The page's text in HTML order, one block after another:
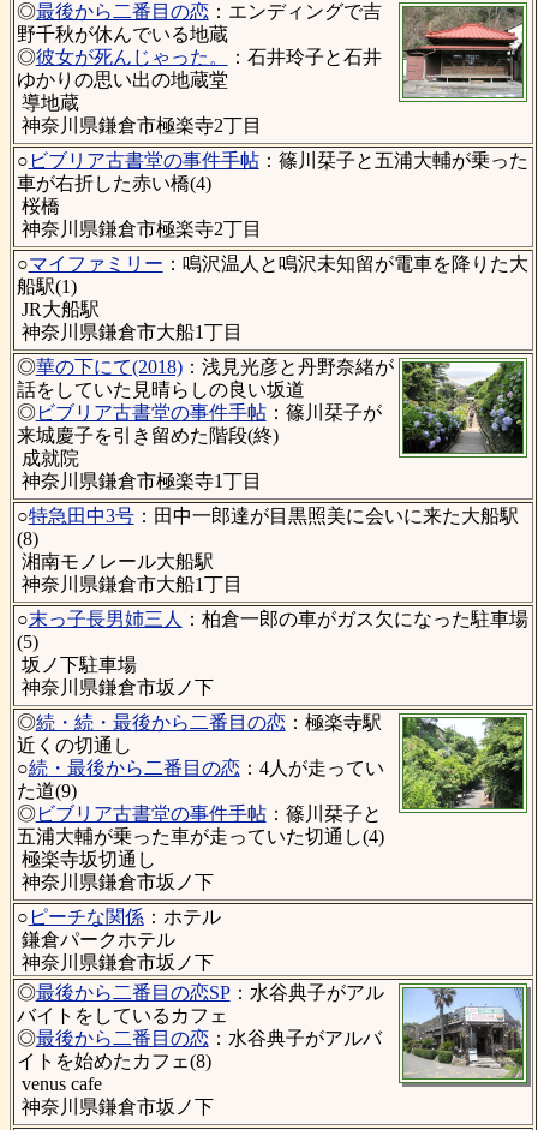
◎最後から二番目の恋：エンディングで吉
野千秋が休んでいる地蔵
◎彼女が死んじゃった。
：石井玲子と石井
ゆかりの思い出の地蔵堂
導地蔵
神奈川県鎌倉市極楽寺2丁目
○ ビブリア古書堂の事件手帖：篠川栞子と五浦大輔が乗った
車が右折した赤い橋(4)
桜橋
神奈川県鎌倉市極楽寺2丁目
○マイファミリー ：鳴沢温人と鳴沢未知留が電車を降りた大
船駅(1)
JR大船駅
神奈川県鎌倉市大船1丁目
◎華の下にて(2018)：浅見光彦と丹野奈緒が
話をしていた見晴らしの良い坂道
◎ビブリア古書堂の事件手帖：篠川栞子が
来城慶子を引き留めた階段(終)
成就院
神奈川県鎌倉市極楽寺1丁目
○特急田中3号：田中一郎達が目黒照美に会いに来た大船駅
(8)
湘南モノレール大船駅
神奈川県鎌倉市大船1丁目
○末っ子長男姉三人
：柏倉一郎の車がガス欠になった駐車場
(5)
坂ノ下駐車場
神奈川県鎌倉市坂ノ下
◎続・続・最後から二番目の恋：極楽寺駅
近くの切通し
○続・最後から二番目の恋：4人が走ってい
た道(9)
◎ビブリア古書堂の事件手帖：篠川栞子と
五浦大輔が乗った車が走っていた切通し(4)
極楽寺坂切通し
神奈川県鎌倉市坂ノ下
○ ピーチな関係：ホテル
鎌倉パークホテル
神奈川県鎌倉市坂ノ下
◎最後から二番目の恋SP：水谷典子がアル
バイトをしているカフェ
◎最後から二番目の恋：水谷典子がアルバ
イトを始めたカフェ(8)
venus cafe
神奈川県鎌倉市坂ノ下